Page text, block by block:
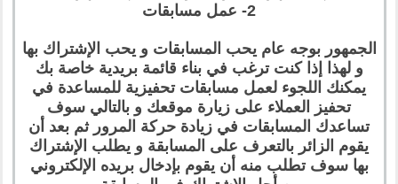
2- عمل مسابقات
الجمهور بوجه عام يحب المسابقات و يحب الإشتراك بها
و لهذا إذا كنت ترغب في بناء قائمة بريدية خاصة بك
يمكنك اللجوء لعمل مسابقات تحفيزية للمساعدة في
تحفيز العملاء على زيارة موقعك و بالتالي سوف
تساعدك المسابقات في زيادة حركة المرور ثم بعد أن
يقوم الزائر بالتعرف على المسابقة و يطلب الإشتراك
بها سوف تطلب منه أن يقوم بإدخال بريده الإلكتروني